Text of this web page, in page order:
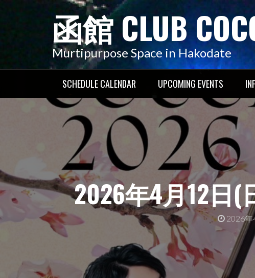
へ
キ
函館 CLUB
Murtipurpose Space in Hakodate
SCHEDULE CALENDAR UPCOMING EVENTS
2026年4月12日(
2026年